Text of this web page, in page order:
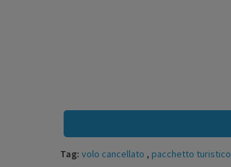
Tag: volo cancellato , pacchetto turistico